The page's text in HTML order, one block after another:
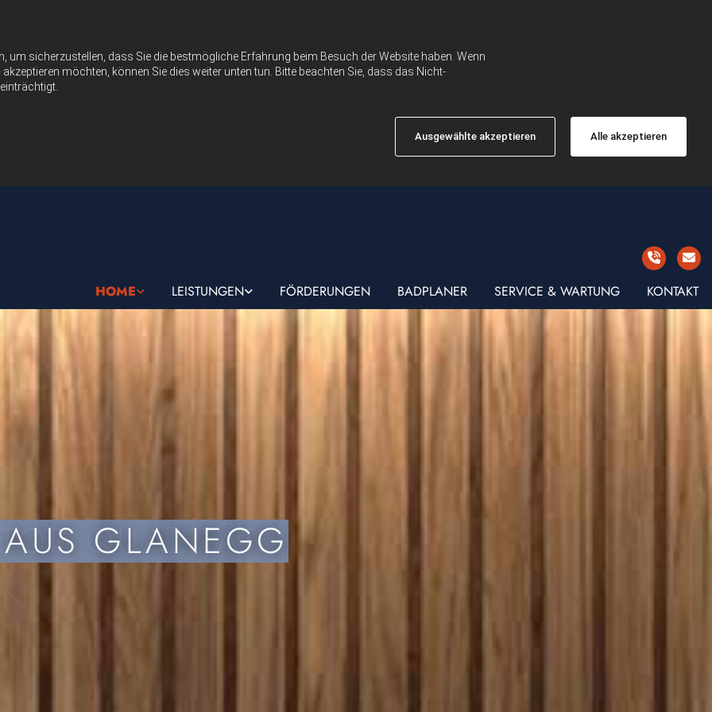
um sicherzustellen, dass Sie die bestmögliche Erfahrung beim Besuch der Website haben. Wenn
möchten, können Sie dies weiter unten tun. Bitte beachten Sie, dass das Nicht-
Ausgewählte akzeptieren Alle akzeptieren
HOME LEISTUNGEN FÖRDERUNGEN BADPLANER SERVICE & WARTUNG KONTAKT
QUALITÄT